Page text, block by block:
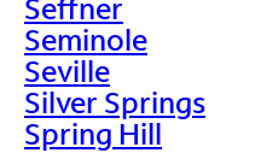
Seffner
Seminole
Seville
Silver Springs
Spring Hill